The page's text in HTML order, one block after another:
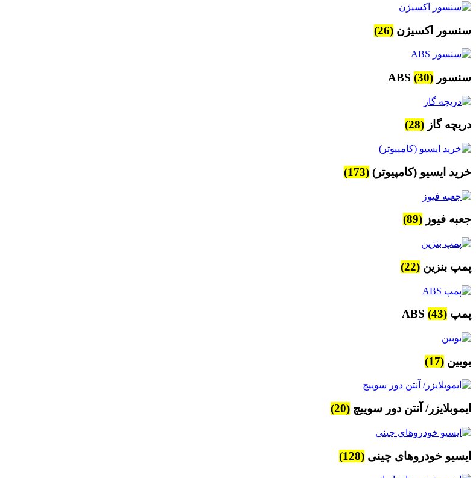
سنسور اکسیژن (26)
سنسور ABS (30)
دریچه گاز (28)
خرید ایسیو (کامپیوتر) (173)
جعبه فیوز (89)
پمپ بنزین (22)
پمپ ABS (43)
بوبین (17)
ایموبلایزر/ آنتن دور سوییچ (20)
ایسیو خودروهای چینی (128)